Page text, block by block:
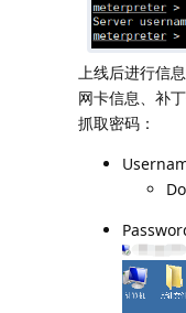
上线后进行信
网卡信息、补
抓取密码：